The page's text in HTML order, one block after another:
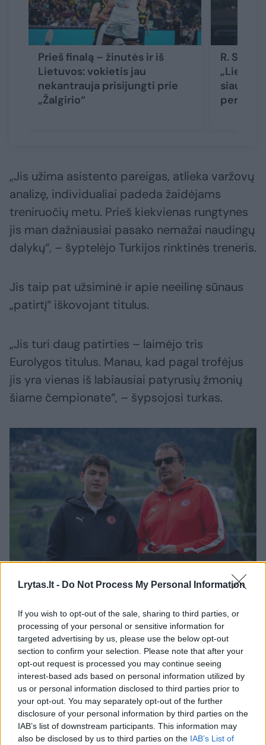
Lrytas.lt - Do Not Process My Personal Information
If you wish to opt-out of the sale, sharing to third parties, or
processing of your personal or sensitive information for
targeted advertising by us, please use the below opt-out
section to confirm your selection. Please note that after your
opt-out request is processed you may continue seeing
interest-based ads based on personal information utilized by
us or personal information disclosed to third parties prior to
your opt-out. You may separately opt-out of the further
disclosure of your personal information by third parties on the
IAB’s list of downstream participants. This information may
also be disclosed by us to third parties on the IAB’s List of
Prieš finalą – žinutės ir iš
Lietuvos: vokietis jau
nekantrauja prisijungti prie
„Žalgirio“
R.
pergalė
„Jis užima asistento pareigas, atlieka varžovų
analizę, individualiai padeda žaidėjams
treniruočių metu. Prieš kiekvienas rungtynes
jis man dažniausiai pasako nemažai naudingų
dalykų“, – šyptelėjo Turkijos rinktinės treneris.
Jis taip pat užsiminė ir apie neeilinę sūnaus
„patirtį“ iškovojant titulus.
„Jis turi daug patirties – laimėjo tris
Eurolygos titulus. Manau, kad pagal trofėjus
jis yra vienas iš labiausiai patyrusių žmonių
šiame čempionate“, – šypsojosi turkas.
Sarpas ir Erginas Atamanai
Instagram nuotr.
Titulų tiek Erginas, tiek ir Sarpas Atamanas
savo kraityje turi nemažai, o ar jis bus
papildytas Europos čempionato trofėjumi,
paaiškės rugsėjo 14 dienos vakare.